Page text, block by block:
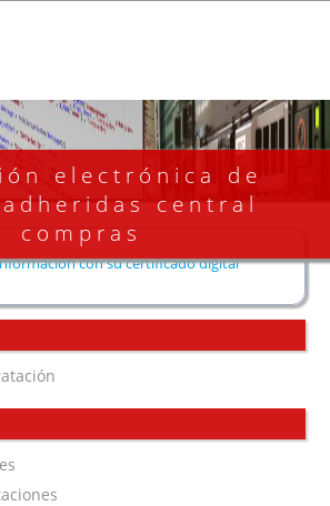
electrónica de
adheridas central
compras
con su certificado digital